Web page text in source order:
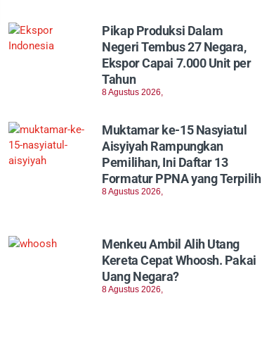
Pikap Produksi Dalam
Negeri Tembus 27 Negara,
Ekspor Capai 7.000 Unit per
Tahun
8 Agustus 2026,
Muktamar ke-15 Nasyiatul
Aisyiyah Rampungkan
Pemilihan, Ini Daftar 13
Formatur PPNA yang Terpilih
8 Agustus 2026,
Menkeu Ambil Alih Utang
Kereta Cepat Whoosh. Pakai
Uang Negara?
8 Agustus 2026,